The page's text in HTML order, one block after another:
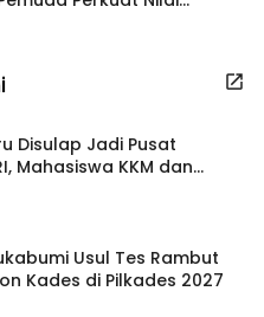
Disulap Jadi Pusat
Mahasiswa KKM dan
Usul Tes Rambut
Kades di Pilkades 2027